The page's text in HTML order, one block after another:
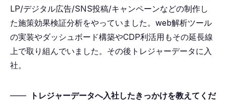
LP/デジタル広告/SNS投稿/キャンペーンなどの制作し
た施策効果検証分析をやっていました。web解析ツール
の実装やダッシュボード構築やCDP利活用もその延長線
上で取り組んでいました。その後トレジャーデータに入
社。
――
トレジャーデータへ入社したきっかけを教えてくだ